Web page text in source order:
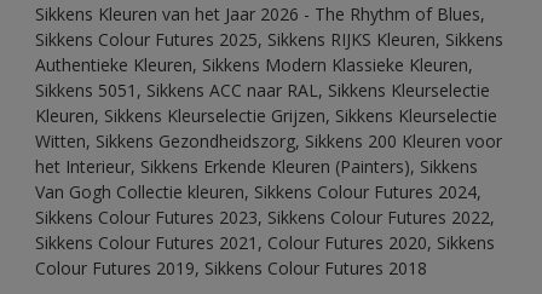
Sikkens Kleuren van het Jaar 2026 - The Rhythm of Blues,
Sikkens Colour Futures 2025, Sikkens RIJKS Kleuren, Sikkens
Authentieke Kleuren, Sikkens Modern Klassieke Kleuren,
Sikkens 5051, Sikkens ACC naar RAL, Sikkens Kleurselectie
Kleuren, Sikkens Kleurselectie Grijzen, Sikkens Kleurselectie
Witten, Sikkens Gezondheidszorg, Sikkens 200 Kleuren voor
het Interieur, Sikkens Erkende Kleuren (Painters), Sikkens
Van Gogh Collectie kleuren, Sikkens Colour Futures 2024,
Sikkens Colour Futures 2023, Sikkens Colour Futures 2022,
Sikkens Colour Futures 2021, Colour Futures 2020, Sikkens
Colour Futures 2019, Sikkens Colour Futures 2018